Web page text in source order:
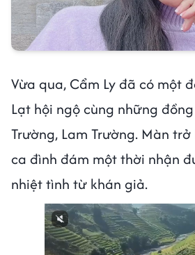
Vừa qua, Cẩm Ly đã có một
Lạt hội ngộ cùng những
Trường, Lam Trường. Màn
ca đình đám một thời nhận
nhiệt tình từ khán giả.